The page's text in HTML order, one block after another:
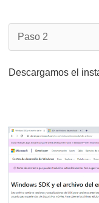
Paso 2
Descargamos el